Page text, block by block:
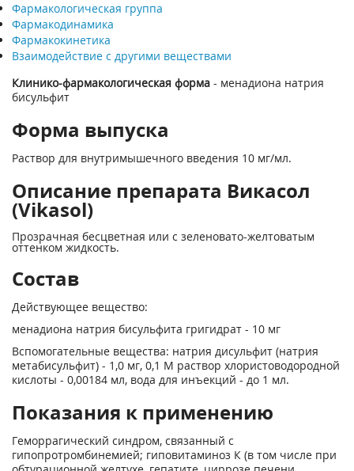
Фармакологическая группа
Фармакодинамика
Фармакокинетика
Взаимодействие с другими веществами
Клинико-фармакологическая форма - менадиона натрия
бисульфит
Форма выпуска
Раствор для внутримышечного введения 10 мг/мл.
Описание препарата Викасол
(Vikasol)
Прозрачная бесцветная или с зеленовато-желтоватым
оттенком жидкость.
Состав
Действующее вещество:
менадиона натрия бисульфита григидрат - 10 мг
Вспомогательные вещества: натрия дисульфит (натрия
метабисульфит) - 1,0 мг, 0,1 М рас­твор хлористоводородной
кислоты - 0,00184 мл, вода для инъекций - до 1 мл.
Показания к применению
Геморрагический синдром, связанный с
гипопротромбинемией; гиповитаминоз К (в том чис­ле при